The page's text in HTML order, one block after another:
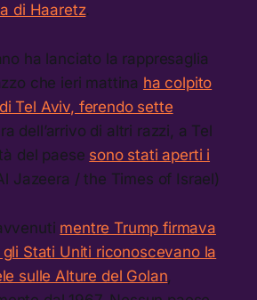
di Haaretz.
ha lanciato la rappresaglia
che ieri mattina ha colpito
Tel Aviv, ferendo sette
dell’arrivo di altri razzi, a Tel
del paese sono stati aperti i
Jazeera / the Times of Israel)
mentre Trump firmava
Stati Uniti riconoscevano la
sulle Alture del Golan,